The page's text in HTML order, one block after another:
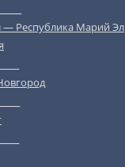
Республика Марий Эл